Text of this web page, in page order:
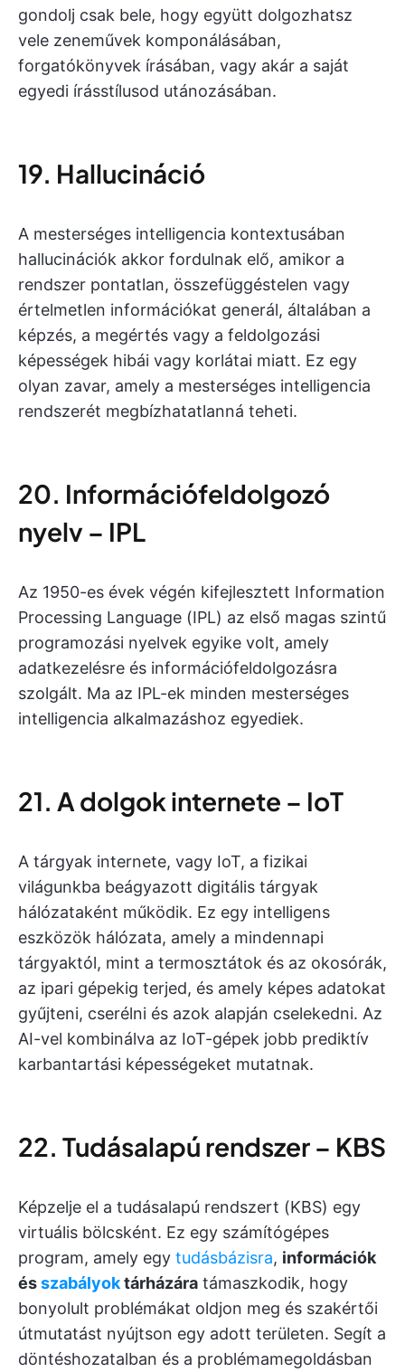
gondolj csak bele, hogy együtt dolgozhatsz
vele zeneművek komponálásában,
forgatókönyvek írásában, vagy akár a saját
egyedi írásstílusod utánozásában.
19. Hallucináció
A mesterséges intelligencia kontextusában
hallucinációk akkor fordulnak elő, amikor a
rendszer pontatlan, összefüggéstelen vagy
értelmetlen információkat generál, általában a
képzés, a megértés vagy a feldolgozási
képességek hibái vagy korlátai miatt. Ez egy
olyan zavar, amely a mesterséges intelligencia
rendszerét megbízhatatlanná teheti.
20. Információfeldolgozó
nyelv – IPL
Az 1950-es évek végén kifejlesztett Information
Processing Language (IPL) az első magas szintű
programozási nyelvek egyike volt, amely
adatkezelésre és információfeldolgozásra
szolgált. Ma az IPL-ek minden mesterséges
intelligencia alkalmazáshoz egyediek.
21. A dolgok internete – IoT
A tárgyak internete, vagy IoT, a fizikai
világunkba beágyazott digitális tárgyak
hálózataként működik. Ez egy intelligens
eszközök hálózata, amely a mindennapi
tárgyaktól, mint a termosztátok és az okosórák,
az ipari gépekig terjed, és amely képes adatokat
gyűjteni, cserélni és azok alapján cselekedni. Az
AI-vel kombinálva az IoT-gépek jobb prediktív
karbantartási képességeket mutatnak.
22. Tudásalapú rendszer – KBS
Képzelje el a tudásalapú rendszert (KBS) egy
virtuális bölcsként. Ez egy számítógépes
program, amely egy tudásbázisra, információk
ésszabályoktárházára támaszkodik, hogy
bonyolult problémákat oldjon meg és szakértői
útmutatást nyújtson egy adott területen. Segít a
döntéshozatalban és a problémamegoldásban